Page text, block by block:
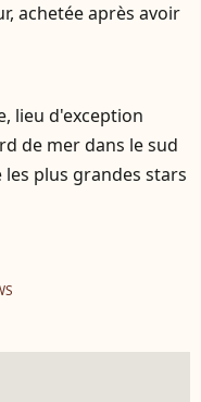
achetée après avoir
lieu d'exception
de mer dans le sud
les plus grandes stars